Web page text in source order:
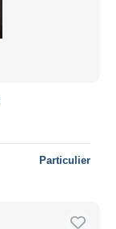
Particulier